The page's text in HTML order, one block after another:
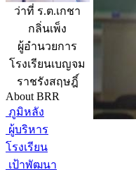
ว่าที่ ร.ต.เกชา
กลิ่นเพ็ง
ผู้อำนวยการ
โรงเรียนเบญจม
ราชรังสฤษฎิ์
About BRR
ภูมิหลัง
ผู้บริหาร
โรงเรียน
เป้าพัฒนา